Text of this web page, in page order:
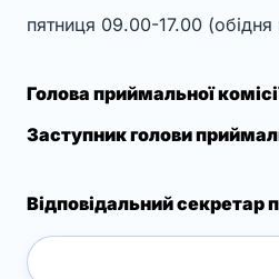
пятниця 09.00-17.00
Голова приймальної
Заступник голови
Відповідальний секретар